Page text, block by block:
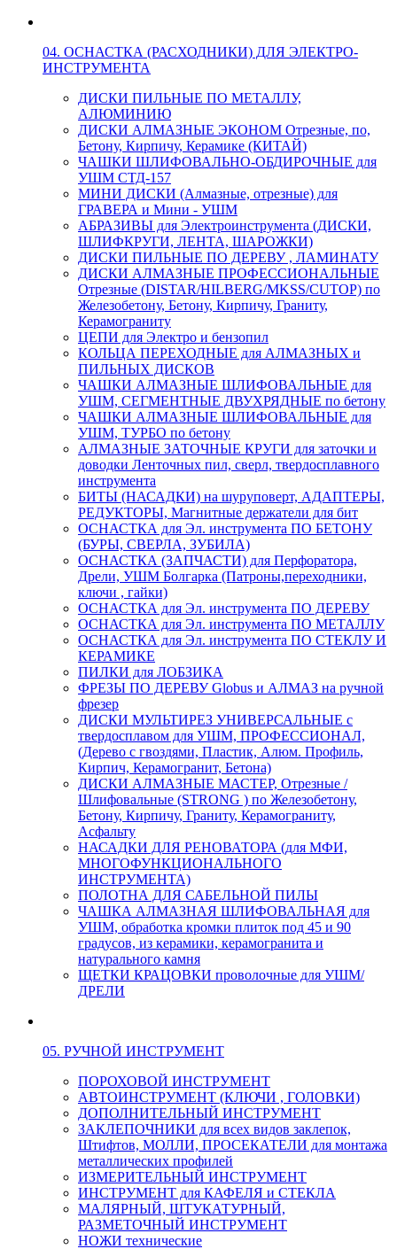
04. ОСНАСТКА (РАСХОДНИКИ) ДЛЯ ЭЛЕКТРО-
ИНСТРУМЕНТА
ДИСКИ ПИЛЬНЫЕ ПО МЕТАЛЛУ,
АЛЮМИНИЮ
ДИСКИ АЛМАЗНЫЕ ЭКОНОМ Отрезные, по,
Бетону, Кирпичу, Керамике (КИТАЙ)
ЧАШКИ ШЛИФОВАЛЬНО-ОБДИРОЧНЫЕ для
УШМ СТД-157
МИНИ ДИСКИ (Алмазные, отрезные) для
ГРАВЕРА и Мини - УШМ
АБРАЗИВЫ для Электроинструмента (ДИСКИ,
ШЛИФКРУГИ, ЛЕНТА, ШАРОЖКИ)
ДИСКИ ПИЛЬНЫЕ ПО ДЕРЕВУ , ЛАМИНАТУ
ДИСКИ АЛМАЗНЫЕ ПРОФЕССИОНАЛЬНЫЕ
Отрезные (DISTAR/HILBERG/MKSS/CUTOP) по
Железобетону, Бетону, Кирпичу, Граниту,
Керамограниту
ЦЕПИ для Электро и бензопил
КОЛЬЦА ПЕРЕХОДНЫЕ для АЛМАЗНЫХ и
ПИЛЬНЫХ ДИСКОВ
ЧАШКИ АЛМАЗНЫЕ ШЛИФОВАЛЬНЫЕ для
УШМ, СЕГМЕНТНЫЕ ДВУХРЯДНЫЕ по бетону
ЧАШКИ АЛМАЗНЫЕ ШЛИФОВАЛЬНЫЕ для
УШМ, ТУРБО по бетону
АЛМАЗНЫЕ ЗАТОЧНЫЕ КРУГИ для заточки и
доводки Ленточных пил, сверл, твердосплавного
инструмента
БИТЫ (НАСАДКИ) на шуруповерт, АДАПТЕРЫ,
РЕДУКТОРЫ, Магнитные держатели для бит
ОСНАСТКА для Эл. инструмента ПО БЕТОНУ
(БУРЫ, СВЕРЛА, ЗУБИЛА)
ОСНАСТКА (ЗАПЧАСТИ) для Перфоратора,
Дрели, УШМ Болгарка (Патроны,переходники,
ключи , гайки)
ОСНАСТКА для Эл. инструмента ПО ДЕРЕВУ
ОСНАСТКА для Эл. инструмента ПО МЕТАЛЛУ
ОСНАСТКА для Эл. инструмента ПО СТЕКЛУ И
КЕРАМИКЕ
ПИЛКИ для ЛОБЗИКА
ФРЕЗЫ ПО ДЕРЕВУ Globus и АЛМАЗ на ручной
фрезер
ДИСКИ МУЛЬТИРЕЗ УНИВЕРСАЛЬНЫЕ с
твердосплавом для УШМ, ПРОФЕССИОНАЛ,
(Дерево с гвоздями, Пластик, Алюм. Профиль,
Кирпич, Керамогранит, Бетона)
ДИСКИ АЛМАЗНЫЕ МАСТЕР, Отрезные /
Шлифовальные (STRONG ) по Железобетону,
Бетону, Кирпичу, Граниту, Керамограниту,
Асфальту
НАСАДКИ ДЛЯ РЕНОВАТОРА (для МФИ,
МНОГОФУНКЦИОНАЛЬНОГО
ИНСТРУМЕНТА)
ПОЛОТНА ДЛЯ САБЕЛЬНОЙ ПИЛЫ
ЧАШКА АЛМАЗНАЯ ШЛИФОВАЛЬНАЯ для
УШМ, обработка кромки плиток под 45 и 90
градусов, из керамики, керамогранита и
натурального камня
ЩЕТКИ КРАЦОВКИ проволочные для УШМ/
ДРЕЛИ
05. РУЧНОЙ ИНСТРУМЕНТ
ПОРОХОВОЙ ИНСТРУМЕНТ
АВТОИНСТРУМЕНТ (КЛЮЧИ , ГОЛОВКИ)
ДОПОЛНИТЕЛЬНЫЙ ИНСТРУМЕНТ
ЗАКЛЕПОЧНИКИ для всех видов заклепок,
Штифтов, МОЛЛИ, ПРОСЕКАТЕЛИ для монтажа
металлических профилей
ИЗМЕРИТЕЛЬНЫЙ ИНСТРУМЕНТ
ИНСТРУМЕНТ для КАФЕЛЯ и СТЕКЛА
МАЛЯРНЫЙ, ШТУКАТУРНЫЙ,
РАЗМЕТОЧНЫЙ ИНСТРУМЕНТ
НОЖИ технические